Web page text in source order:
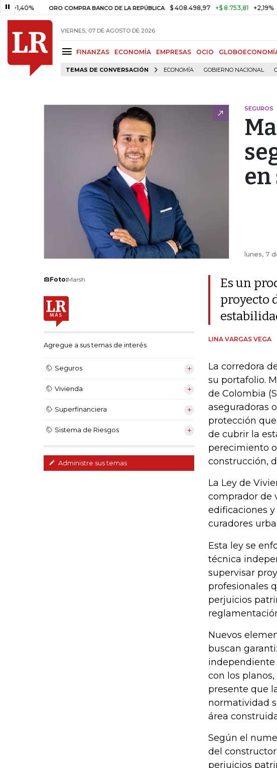
ORO COMPRA BANCO DE LA REPÚBLICA $ 408.498,97 +$ 8.753,81 +2,19%
VIERNES, 07 DE AGOSTO DE 2026
FINANZAS ECONOMÍA EMPRESAS OCIO
TEMAS DE CONVERSACIÓN ECONOMÍA GOBIERNO NACIONAL
SEGUROS
lunes, 7
Foto:Marsh
Agregue a sus temas de interés
Seguros
Vivienda
Superfinanciera
Sistema de Riesgos
Administre sus temas
Es un
proyecto
LINA VARGAS VEGA
La corredora
su portafolio.
de Colombia
aseguradoras
protección
de cubrir la
perecimiento
construcción,
La Ley de
comprador de
edificaciones
curadores
Esta ley se
técnica
supervisar
profesionales
perjuicios
Nuevos
buscan
independiente
con los
presente que
normatividad
área
Según el
del
perjuicios